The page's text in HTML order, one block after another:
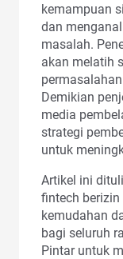
kemampuan
dan
masalah.
akan melatih
Demikian
media
strategi
untuk
Artikel ini
fintech
kemudahan
bagi seluruh
Pintar untuk